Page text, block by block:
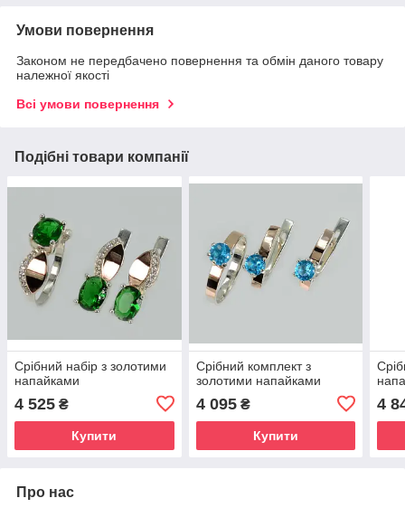
Умови повернення
Законом не передбачено повернення та обмін даного товару
належної якості
Всі умови повернення
Подібні товари компанії
Срібний набір з золотими
напайками
4 525 ₴
Купити
Срібний комплект з
золотими напайками
4 095₴
Купити
4
Про нас